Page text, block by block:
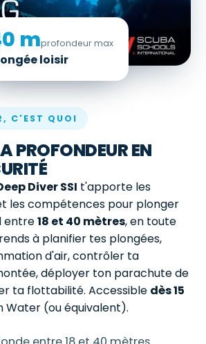
mprofondeur max
loisir
C'EST QUOI
PROFONDEUR EN
Diver SSI t'apporte les
les compétences pour plonger
entre18 et 40 mètres, en toute
à planifier tes plongées,
d'air, contrôler ta
déployer ton parachute de
ta flottabilité. Accessible dès 15
Water (ou équivalent).